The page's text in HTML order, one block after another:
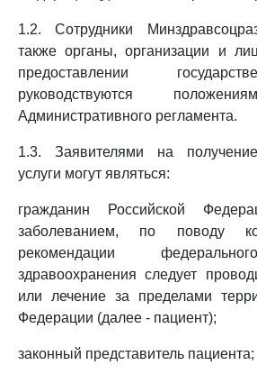
1.2. Сотрудники
также органы, организации и
предоставлении
руководствуются
Административного регламента.
1.3. Заявителями на получение
услуги могут являться:
гражданин Российской
заболеванием, по поводу
рекомендации
здравоохранения следует
или лечение за пределами
Федерации (далее - пациент);
законный представитель пациента;